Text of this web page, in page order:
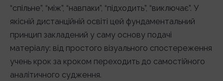
“спільне”, “між”, “навпаки”, “підходить”, “виключає”. У
якісній дистанційній освіті цей фундаментальний
принцип закладений у саму основу подачі
матеріалу: від простого візуального спостереження
учень крок за кроком переходить до самостійного
аналітичного судження.